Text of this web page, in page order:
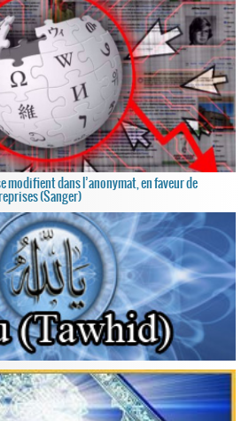
modifient dans l’anonymat, en faveur de
(Sanger)